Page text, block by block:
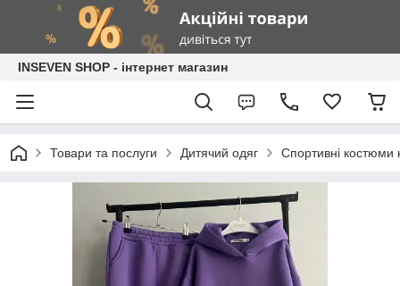
INSEVEN SHOP - інтернет магазин
Товари та послуги Дитячий одяг Спортивні костюми